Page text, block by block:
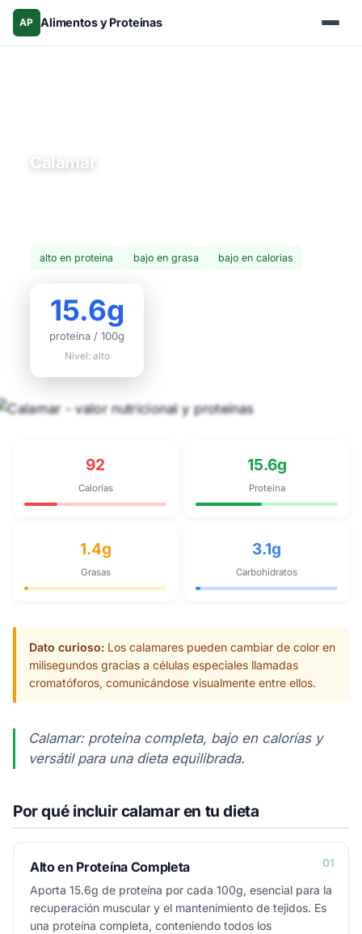
AP Alimentos y Proteinas
Calamar
alto en proteina bajo en grasa bajo en calorias
15.6g
proteína / 100g
Nivel: alto
92
Calorías
15.6g
Proteína
1.4g
Grasas
3.1g
Carbohidratos
Dato curioso: Los calamares pueden cambiar de color en
milisegundos gracias a células especiales llamadas
cromatóforos, comunicándose visualmente entre ellos.
Calamar: proteína completa, bajo en calorías y
versátil para una dieta equilibrada.
Por qué incluir calamar en tu dieta
01
Alto en Proteína Completa
Aporta 15.6g de proteína por cada 100g, esencial para la
recuperación muscular y el mantenimiento de tejidos. Es
una proteína completa, conteniendo todos los